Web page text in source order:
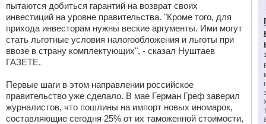
пытаются добиться гарантий на возврат своих
инвестиций на уровне правительства. "Кроме того, для
прихода инвесторам нужны веские аргументы. Ими могут
стать льготные условия налогообложения и льготы при
ввозе в страну комплектующих", - сказал Нуштаев
ГАЗЕТЕ.
Первые шаги в этом направлении российское
правительство уже сделало. В мае Герман Греф заверил
журналистов, что пошлины на импорт новых иномарок,
составляющие сегодня 25% от их таможенной стоимости,